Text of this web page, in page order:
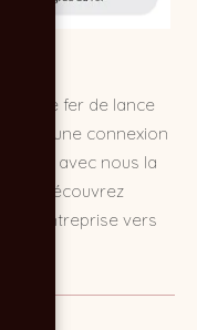
le fer de lance
une connexion
avec nous la
et découvrez
entreprise vers